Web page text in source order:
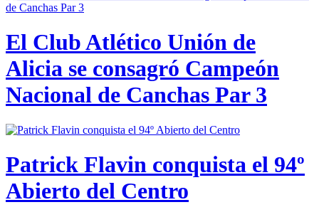
El Club Atlético Unión de
Alicia se consagró Campeón
Nacional de Canchas Par 3
Patrick Flavin conquista el 94º
Abierto del Centro